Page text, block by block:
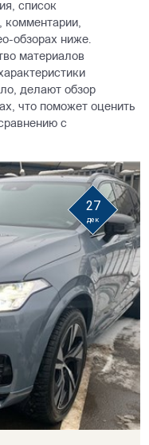
список
комментарии,
обзорах ниже.
материалов
делают обзор
что поможет оценить
с
27
дек